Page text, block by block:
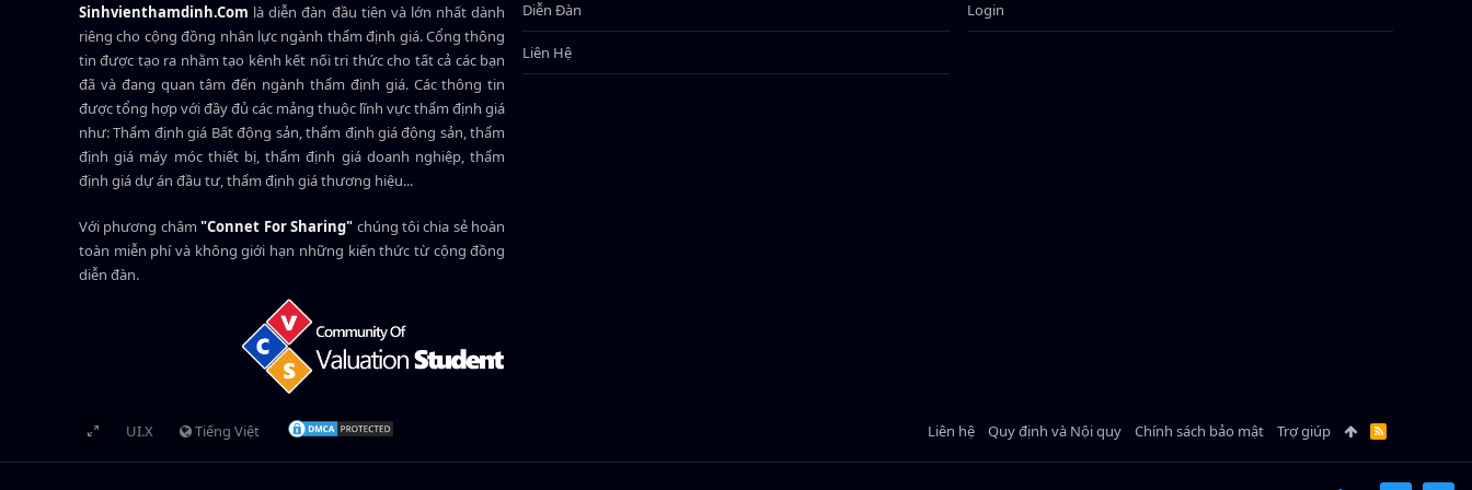
Sinhvienthamdinh.Com là diễn đàn đầu tiên và lớn nhất dành
riêng cho cộng đồng nhân lực ngành thẩm định giá. Cổng thông
tin được tạo ra nhằm tạo kênh kết nối tri thức cho tất cả các bạn
đã và đang quan tâm đến ngành thẩm định giá. Các thông tin
được tổng hợp với đầy đủ các mảng thuộc lĩnh vực thẩm định giá
như: Thẩm định giá Bất động sản, thẩm định giá động sản, thẩm
định giá máy móc thiết bị, thẩm định giá doanh nghiệp, thẩm
định giá dự án đầu tư, thẩm định giá thương hiệu...
Với phương châm"Connet For Sharing" chúng tôi chia sẻ hoàn
toàn miễn phí và không giới hạn những kiến thức từ cộng đồng
diễn đàn.
Diễn Đàn
Liên Hệ
Login
UI.X Tiếng Việt Liên hệ Quy định và Nội quy Chính sách bảo mật Trợ giúp
R
S